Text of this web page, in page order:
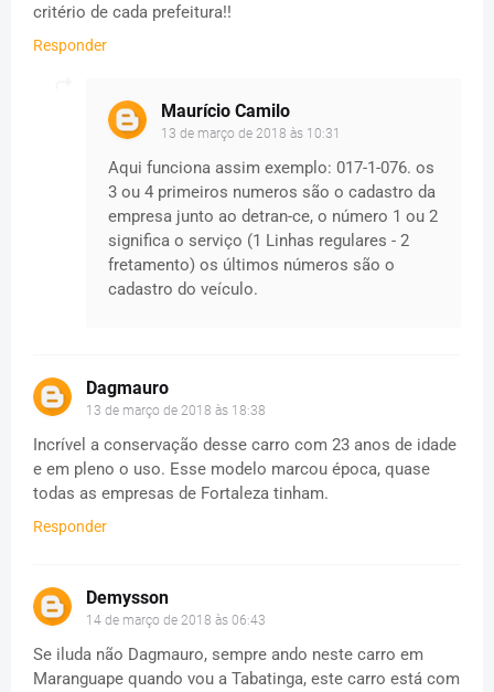
critério de cada prefeitura!!
Responder
Maurício Camilo
13 de março de 2018 às 10:31
Aqui funciona assim exemplo: 017-1-076. os
3 ou 4 primeiros numeros são o cadastro da
empresa junto ao detran-ce, o número 1 ou 2
significa o serviço (1 Linhas regulares - 2
fretamento) os últimos números são o
cadastro do veículo.
Dagmauro
13 de março de 2018 às 18:38
Incrível a conservação desse carro com 23 anos de idade
e em pleno o uso. Esse modelo marcou época, quase
todas as empresas de Fortaleza tinham.
Responder
Demysson
14 de março de 2018 às 06:43
Se iluda não Dagmauro, sempre ando neste carro em
Maranguape quando vou a Tabatinga, este carro está com